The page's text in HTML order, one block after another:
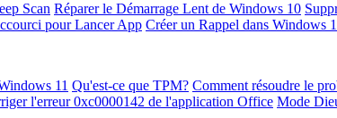
Scan Réparer le Démarrage Lent de Windows 10
pour Lancer App Créer un Rappel dans Windows
11 Qu'est-ce que TPM? Comment résoudre le
l'erreur 0xc0000142 de l'application Office Mode